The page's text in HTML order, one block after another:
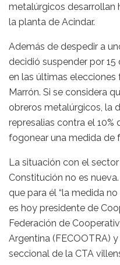
metalúrgicos desarrollan
la planta de Acindar.
Además de despedir a
decidió suspender por
en las últimas
Marrón. Si se considera
obreros metalúrgicos, la
represalias contra el
fogonear una medida de
La situación con el
Constitución no es
que para él “la medida
es hoy presidente de
Federación de
Argentina (FECOOTRA)
seccional de la CTA